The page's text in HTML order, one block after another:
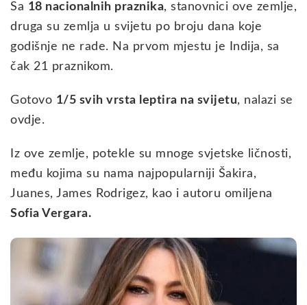
Sa 18 nacionalnih praznika, stanovnici ove zemlje,
druga su zemlja u svijetu po broju dana koje
godišnje ne rade. Na prvom mjestu je Indija, sa
čak 21 praznikom.
Gotovo 1/5 svih vrsta leptira na svijetu, nalazi se
ovdje.
Iz ove zemlje, potekle su mnoge svjetske ličnosti,
među kojima su nama najpopularniji Šakira,
Juanes, James Rodrigez, kao i autoru omiljena
Sofia Vergara.